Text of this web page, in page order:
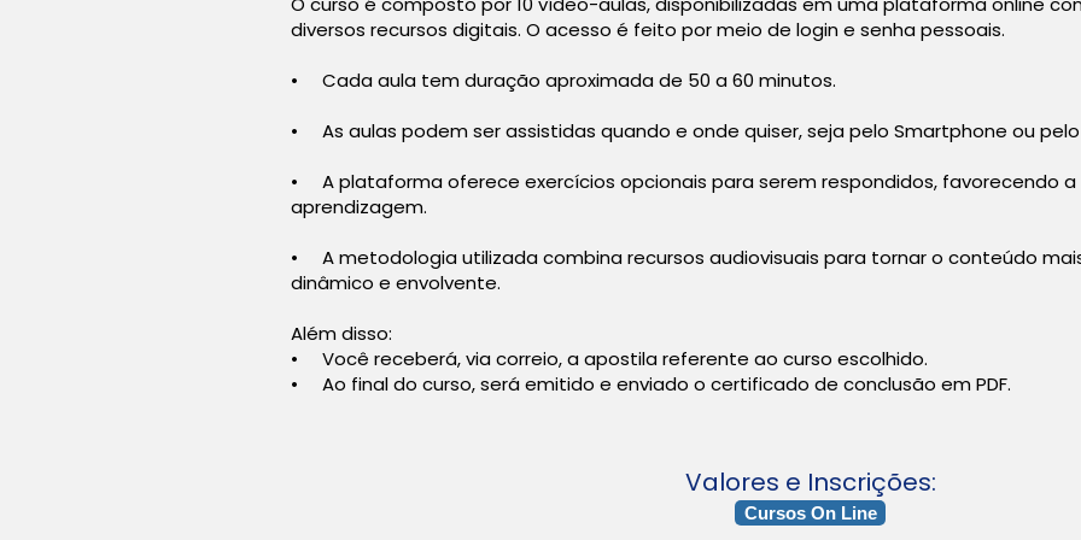
diversos recursos digitais. O acesso é feito por meio de login e senha pessoais.
• Cada aula tem duração aproximada de 50 a 60 minutos.
• As aulas podem ser assistidas quando e onde quiser, seja pelo Smartphone ou pelo
• A plataforma oferece exercícios opcionais para serem respondidos, favorecendo a
aprendizagem.
• A metodologia utilizada combina recursos audiovisuais para tornar o conteúdo
dinâmico e envolvente.
Além disso:
• Você receberá, via correio, a apostila referente ao curso escolhido.
• Ao final do curso, será emitido e enviado o certificado de conclusão em PDF.
Valores e Inscrições:
Cursos On Line